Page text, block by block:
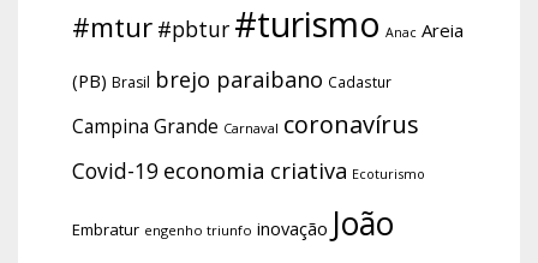
#mtur #pbtur #turismo Anac Areia
(PB) Brasil brejo paraibano Cadastur
Campina Grande Carnaval coronavírus
Covid-19 economia criativa Ecoturismo
Embratur engenho triunfo inovação João